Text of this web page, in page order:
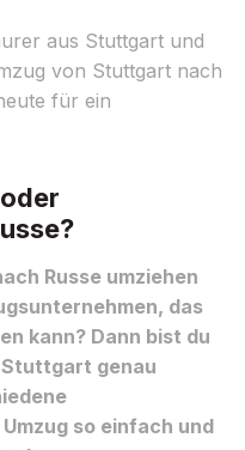
aus Stuttgart und
von Stuttgart nach
für ein
Russe umziehen
das
kann? Dann bist du
genau
so einfach und